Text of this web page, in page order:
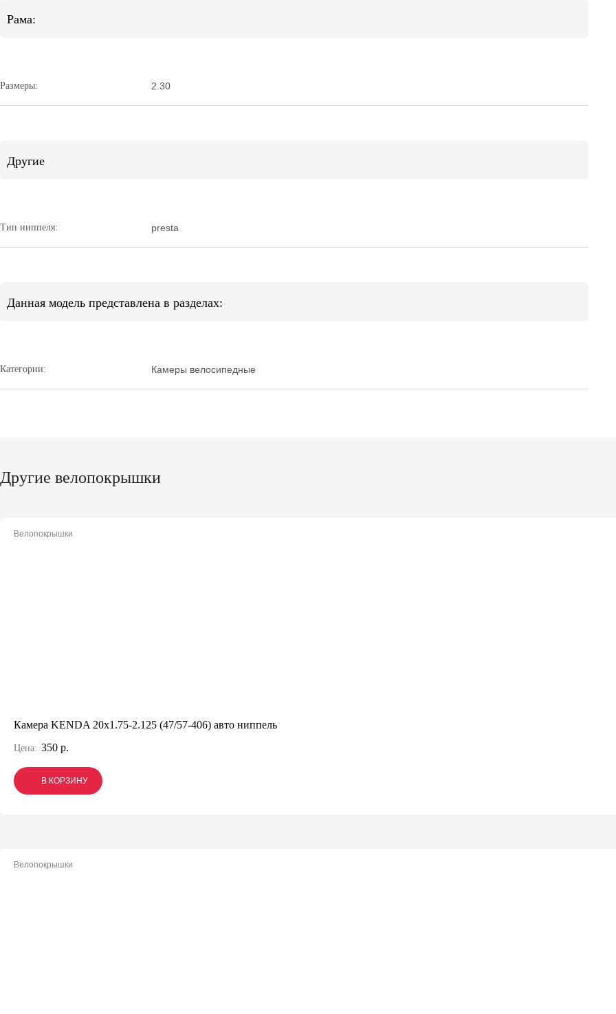
Рама:
Размеры: 2.30
Другие
Тип ниппеля: presta
Данная модель представлена в разделах:
Категории: Камеры велосипедные
Другие велопокрышки
Велопокрышки
Камера KENDA 20x1.75-2.125 (47/57-406) авто ниппель
Цена: 350 р.
В КОРЗИНУ
В КОРЗИНУ
В КОРЗИНУ
Велопокрышки